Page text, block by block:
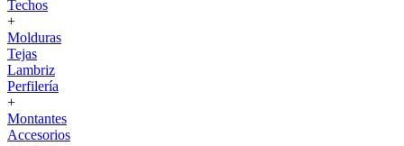
Techos
+
Molduras
Tejas
Lambriz
Perfilería
+
Montantes
Accesorios